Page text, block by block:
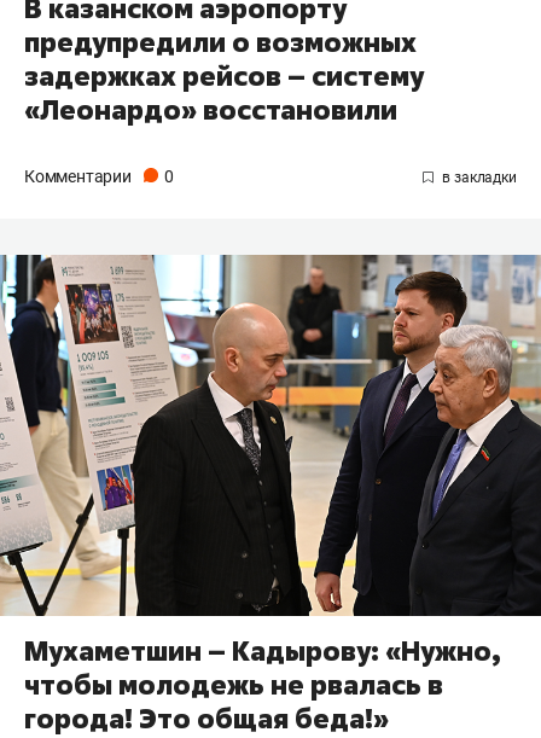
В казанском аэропорту
предупредили о возможных
задержках рейсов – систему
«Леонардо» восстановили
Комментарии 0
Мухаметшин – Кадырову: «Нужно,
чтобы молодежь не рвалась в
города! Это общая беда!»